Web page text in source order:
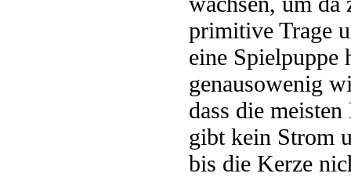
primitive Trage
eine Spielpuppe
genausowenig
dass die
gibt kein Strom
bis die Kerze